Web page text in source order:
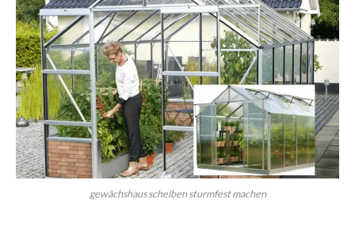
gewächshaus scheiben sturmfest machen